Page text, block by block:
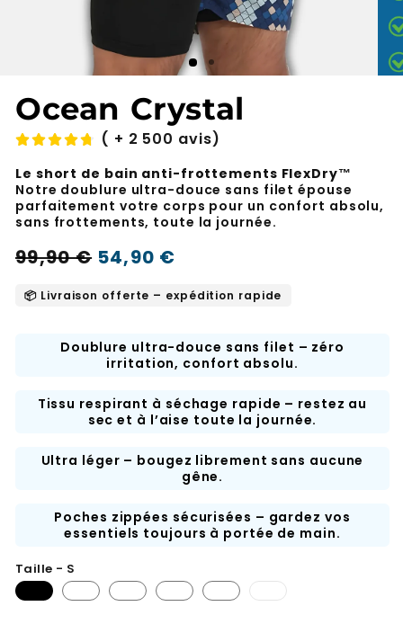
Ocean Crystal
( + 2 500 avis)
Le short de bain anti-frottements FlexDry™
Notre doublure ultra-douce sans filet épouse
parfaitement votre corps pour un confort absolu,
sans frottements, toute la journée.
Prix
normal
54,90 €
Prix
soldé
99,90 €
📦 Livraison offerte – expédition rapide
Doublure ultra-douce sans filet – zéro
irritation, confort absolu.
Tissu respirant à séchage rapide – restez au
sec et à l’aise toute la journée.
Ultra léger – bougez librement sans aucune
gêne.
Poches zippées sécurisées – gardez vos
essentiels toujours à portée de main.
Taille - S
3XL